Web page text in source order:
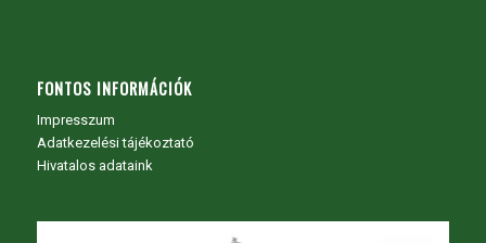
FONTOS INFORMÁCIÓK
Impresszum
Adatkezelési tájékoztató
Hivatalos adataink